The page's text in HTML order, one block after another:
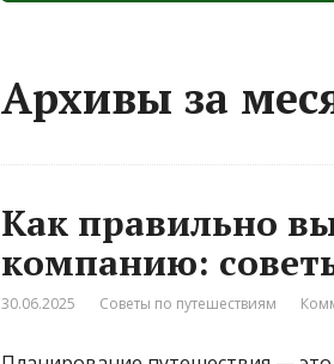
Архивы за
Как правильно
компанию:
30.06.2025 Советы по путешествиям